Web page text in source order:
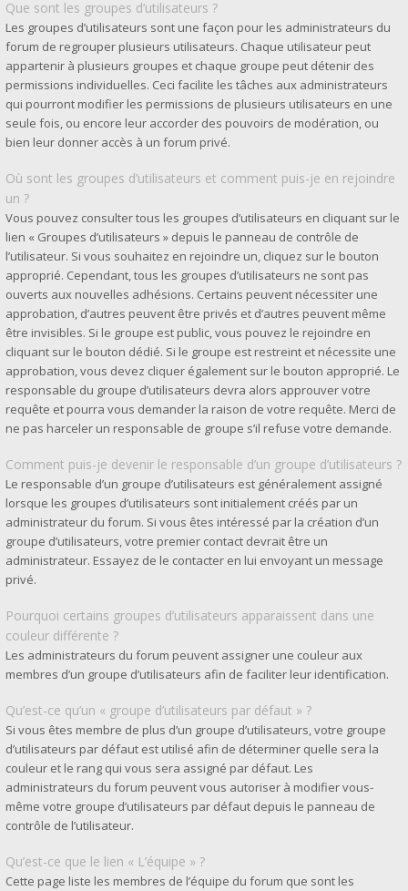
Que sont les groupes d’utilisateurs ?
Les groupes d’utilisateurs sont une façon pour les administrateurs du
forum de regrouper plusieurs utilisateurs. Chaque utilisateur peut
appartenir à plusieurs groupes et chaque groupe peut détenir des
permissions individuelles. Ceci facilite les tâches aux administrateurs
qui pourront modifier les permissions de plusieurs utilisateurs en une
seule fois, ou encore leur accorder des pouvoirs de modération, ou
bien leur donner accès à un forum privé.
Où sont les groupes d’utilisateurs et comment puis-je en rejoindre
un ?
Vous pouvez consulter tous les groupes d’utilisateurs en cliquant sur le
lien « Groupes d’utilisateurs » depuis le panneau de contrôle de
l’utilisateur. Si vous souhaitez en rejoindre un, cliquez sur le bouton
approprié. Cependant, tous les groupes d’utilisateurs ne sont pas
ouverts aux nouvelles adhésions. Certains peuvent nécessiter une
approbation, d’autres peuvent être privés et d’autres peuvent même
être invisibles. Si le groupe est public, vous pouvez le rejoindre en
cliquant sur le bouton dédié. Si le groupe est restreint et nécessite une
approbation, vous devez cliquer également sur le bouton approprié. Le
responsable du groupe d’utilisateurs devra alors approuver votre
requête et pourra vous demander la raison de votre requête. Merci de
ne pas harceler un responsable de groupe s’il refuse votre demande.
Comment puis-je devenir le responsable d’un groupe d’utilisateurs ?
Le responsable d’un groupe d’utilisateurs est généralement assigné
lorsque les groupes d’utilisateurs sont initialement créés par un
administrateur du forum. Si vous êtes intéressé par la création d’un
groupe d’utilisateurs, votre premier contact devrait être un
administrateur. Essayez de le contacter en lui envoyant un message
privé.
Pourquoi certains groupes d’utilisateurs apparaissent dans une
couleur différente ?
Les administrateurs du forum peuvent assigner une couleur aux
membres d’un groupe d’utilisateurs afin de faciliter leur identification.
Qu’est-ce qu’un « groupe d’utilisateurs par défaut » ?
Si vous êtes membre de plus d’un groupe d’utilisateurs, votre groupe
d’utilisateurs par défaut est utilisé afin de déterminer quelle sera la
couleur et le rang qui vous sera assigné par défaut. Les
administrateurs du forum peuvent vous autoriser à modifier vous-
même votre groupe d’utilisateurs par défaut depuis le panneau de
contrôle de l’utilisateur.
Qu’est-ce que le lien « L’équipe » ?
Cette page liste les membres de l’équipe du forum que sont les